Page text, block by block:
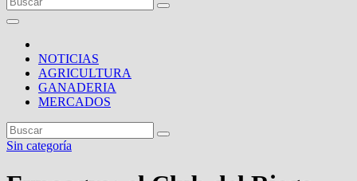
NOTICIAS
AGRICULTURA
GANADERIA
MERCADOS
Sin categoría